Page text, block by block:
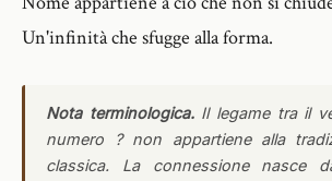
Un'infinità che sfugge alla forma.
Nota terminologica.Il legame tra il
numero ? non appartiene alla
classica. La connessione nasce